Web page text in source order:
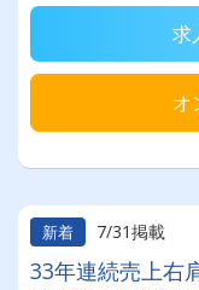
求
オ
新着 7/31掲載
33年連続売上右